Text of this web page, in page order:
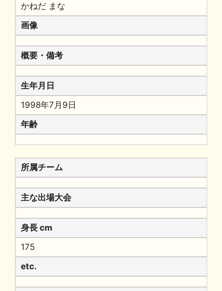
かねだ まな
画像
概要・備考
生年月日
1998年7月9日
年齢
所属チーム
主な出場大会
身長 cm
175
etc.